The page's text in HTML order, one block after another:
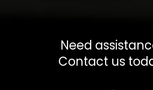
Need
Contact us